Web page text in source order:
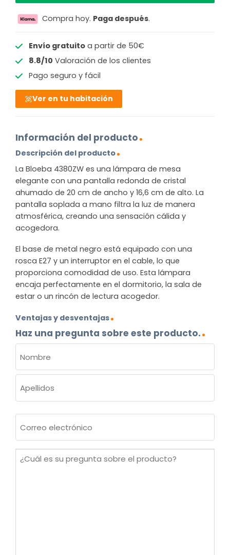
Compra hoy. Paga después.
Envío gratuitoa partir de 50€
8.8/10 Valoración de los clientes
Pago seguro y fácil
Ver en tu habitación
Información del producto
Descripción del producto
La Bloeba 4380ZW es una lámpara de mesa
elegante con una pantalla redonda de cristal
ahumado de 20 cm de ancho y 16,6 cm de alto. La
pantalla soplada a mano filtra la luz de manera
atmosférica, creando una sensación cálida y
acogedora.
El base de metal negro está equipado con una
rosca E27 y un interruptor en el cable, lo que
proporciona comodidad de uso. Esta lámpara
encaja perfectamente en el dormitorio, la sala de
estar o un rincón de lectura acogedor.
Ventajas y desventajas
Haz una pregunta sobre este producto.
(OBLIGATORIO)
Nombre
electrónico
¿Cuál